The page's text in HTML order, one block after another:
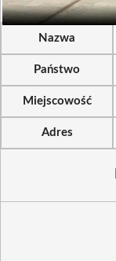
Nazwa
Państwo
Miejscowość
Adres